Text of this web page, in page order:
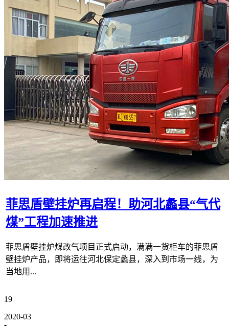
菲思盾壁挂炉再启程！助河北蠡县“气代
煤”工程加速推进
菲思盾壁挂炉煤改气项目正式启动，满满一货柜车的菲思盾
壁挂炉产品，即将运往河北保定蠡县，深入到市场一线，为
当地用...
19
2020-03